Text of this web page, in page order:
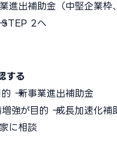
進出補助金（中堅企業
STEP 2へ
する
→ 新事業進出補助金
強が目的 → 成長加速化補
に相談